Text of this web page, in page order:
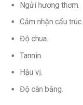
Ngửi hương thơm.
Cảm nhận cấu trúc.
Độ chua.
Tannin.
Hậu vị.
Độ cân bằng.